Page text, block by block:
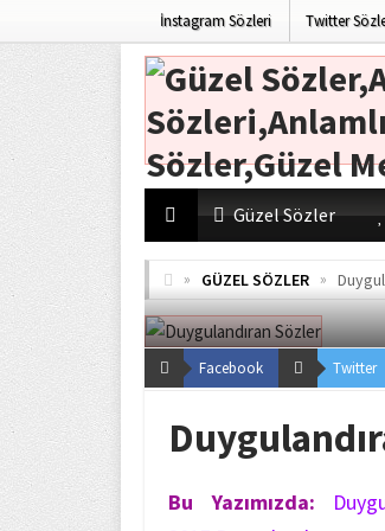
İnstagram Sözleri Twitter
Güzel Sözler
» GÜZEL SÖZLER »
Facebook Twitter
Bu Yazımızda: